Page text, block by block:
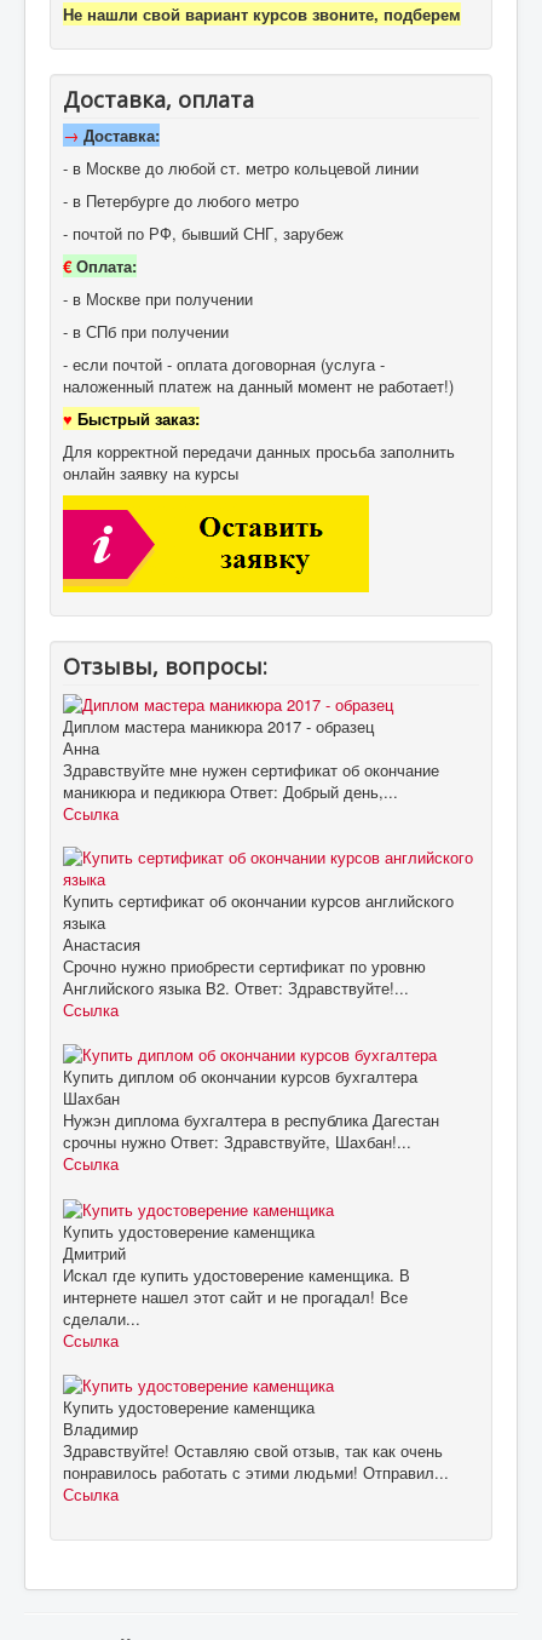
Не нашли свой вариант курсов звоните, подберем
Доставка, оплата
→ Доставка:
- в Москве до любой ст. метро кольцевой линии
- в Петербурге до любого метро
- почтой по РФ, бывший СНГ, зарубеж
€Оплата:
- в Москве при получении
- в СПб при получении
- если почтой - оплата договорная (услуга -
наложенный платеж на данный момент не работает!)
♥ Быстрый заказ:
Для корректной передачи данных просьба заполнить
онлайн заявку на курсы
Отзывы, вопросы:
Диплом мастера маникюра 2017 - образец
Анна
Здравствуйте мне нужен сертификат об окончание
маникюра и педикюра Ответ: Добрый день,...
Ссылка
Купить сертификат об окончании курсов английского
языка
Анастасия
Срочно нужно приобрести сертификат по уровню
Английского языка B2. Ответ: Здравствуйте!...
Ссылка
Купить диплом об окончании курсов бухгалтера
Шахбан
Нужэн диплома бухгалтера в республика Дагестан
срочны нужно Ответ: Здравствуйте, Шахбан!...
Ссылка
Купить удостоверение каменщика
Дмитрий
Искал где купить удостоверение каменщика. В
интернете нашел этот сайт и не прогадал! Все
сделали...
Ссылка
Купить удостоверение каменщика
Владимир
Здравствуйте! Оставляю свой отзыв, так как очень
понравилось работать с этими людьми! Отправил...
Ссылка